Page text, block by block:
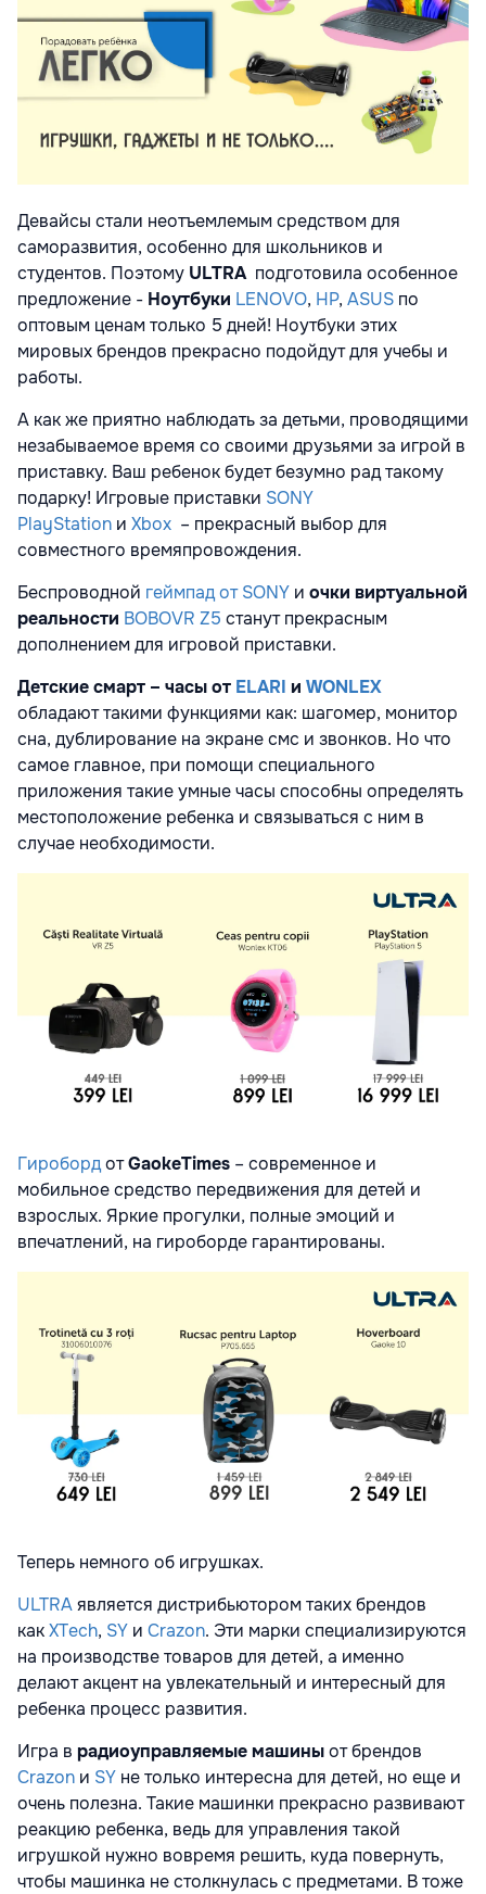
Девайсы стали неотъемлемым средством для
саморазвития, особенно для школьников и
студентов. Поэтому ULTRAподготовила особенное
предложение - Ноутбуки LENOVO, HP, ASUS по
оптовым ценам только 5 дней! Ноутбуки этих
мировых брендов прекрасно подойдут для учебы и
работы.
А как же приятно наблюдать за детьми, проводящими
незабываемое время со своими друзьями за игрой в
приставку. Ваш ребенок будет безумно рад такому
подарку! Игровые приставки SONY
PlayStation и Xbox – прекрасный выбор для
совместного времяпровождения.
Беспроводной геймпад от SONY и очки виртуальной
реальности BOBOVR Z5 станут прекрасным
дополнением для игровой приставки.
Детские смарт – часы от ELARI и WONLEX
обладают такими функциями как: шагомер, монитор
сна, дублирование на экране смс и звонков. Но что
самое главное, при помощи специального
приложения такие умные часы способны определять
местоположение ребенка и связываться с ним в
случае необходимости.
ГиробордотGaokeTimes – современное и
мобильное средство передвижения для детей и
взрослых. Яркие прогулки, полные эмоций и
впечатлений, на гироборде гарантированы.
Теперь немного об игрушках.
ULTRAявляется дистрибьюторомтаких брендов
какXTech, SY и Crazon. Эти марки специализируются
на производстве товаров для детей, а именно
делают акцент на увлекательный и интересный для
ребенка процесс развития.
Игра в радиоуправляемые машиныот брендов
Crazon и SY не только интересна для детей, но еще и
очень полезна. Такие машинки прекрасно развивают
реакцию ребенка, ведь для управления такой
игрушкой нужно вовремя решить, куда повернуть,
чтобы машинка не столкнулась с предметами. В тоже